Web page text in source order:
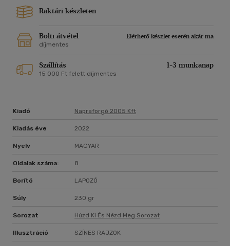
Raktári készleten
Bolti átvétel
Elérhető készlet esetén akár ma
díjmentes
Szállítás 1-3 munkanap
15 000 Ft felett díjmentes
Kiadó Napraforgó 2005 Kft
Kiadás éve 2022
Nyelv MAGYAR
Oldalak száma: 8
Borító LAPOZÓ
Súly 230 gr
Sorozat Húzd Ki És Nézd Meg Sorozat
Illusztráció SZÍNES RAJZOK